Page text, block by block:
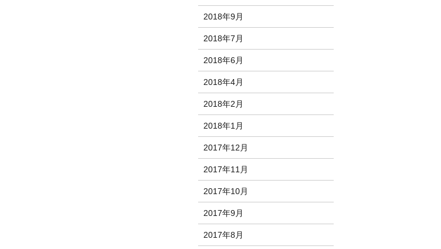
2018年9月
2018年7月
2018年6月
2018年4月
2018年2月
2018年1月
2017年12月
2017年11月
2017年10月
2017年9月
2017年8月